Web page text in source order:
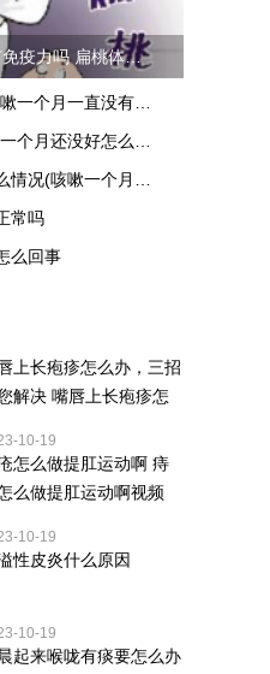
32岁扁桃体还有免疫力吗 扁桃体的作用和年龄的关系
常吗
么回事
上长疱疹怎么办，三招
解决 嘴唇上长疱疹怎
10-19
怎么做提肛运动啊 痔
么做提肛运动啊视频
10-19
性皮炎什么原因
10-19
起来喉咙有痰要怎么办